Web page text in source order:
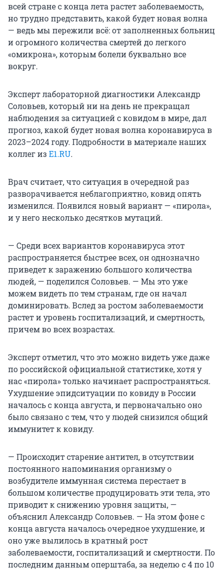
всей стране с конца лета растет заболеваемость,
но трудно представить, какой будет новая волна
— ведь мы пережили всё: от заполненных больниц
и огромного количества смертей до легкого
«омикрона», которым болели буквально все
вокруг.
Эксперт лабораторной диагностики Александр
Соловьев, который ни на день не прекращал
наблюдения за ситуацией с ковидом в мире, дал
прогноз, какой будет новая волна коронавируса в
2023–2024 году. Подробности в материале наших
коллег изE1.RU.
Врач считает, что ситуация в очередной раз
разворачивается неблагоприятно, ковид опять
изменился. Появился новый вариант — «пирола»,
и у него несколько десятков мутаций.
— Среди всех вариантов коронавируса этот
распространяется быстрее всех, он однозначно
приведет к заражению большого количества
людей, — поделился Соловьев. — Мы это уже
можем видеть по тем странам, где он начал
доминировать. Вслед за ростом заболеваемости
растет и уровень госпитализаций, и смертность,
причем во всех возрастах.
Эксперт отметил, что это можно видеть уже даже
по российской официальной статистике, хотя у
нас «пирола» только начинает распространяться.
Ухудшение эпидситуации по ковиду в России
началось с конца августа, и первоначально оно
было связано с тем, что у людей снизился общий
иммунитет к ковиду.
— Происходит старение антител, в отсутствии
постоянного напоминания организму о
возбудителе иммунная система перестает в
большом количестве продуцировать эти тела, это
приводит к снижению уровня защиты, —
объяснил Александр Соловьев. — На этом фоне с
конца августа началось очередное ухудшение, и
оно уже вылилось в кратный рост
заболеваемости, госпитализаций и смертности. По
последним данным оперштаба, за неделю с 4 по 10